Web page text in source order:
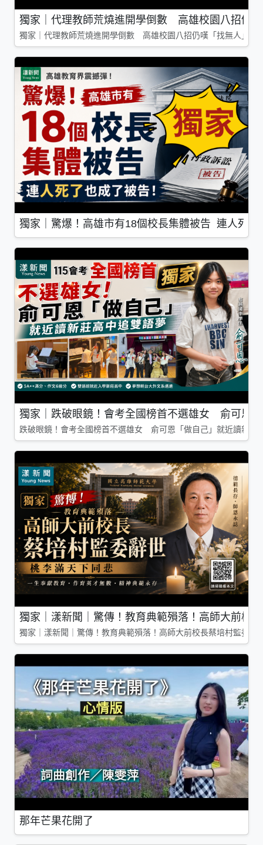
獨家｜代理教師荒燒進開學倒數 高雄校園八招仍
獨家｜代理教師荒燒進開學倒數 高雄校園八招仍嘆「找無人」
獨家｜驚爆！高雄市有18個校長集體被告 連人死了
獨家｜跌破眼鏡！會考全國榜首不選雄女 俞可恩
跌破眼鏡！會考全國榜首不選雄女 俞可恩「做自己」就近讀新莊
獨家｜漾新聞｜驚傳！教育典範殞落！高師大前校
獨家｜漾新聞｜驚傳！教育典範殞落！高師大前校長蔡培村監委
那年芒果花開了